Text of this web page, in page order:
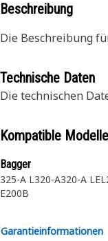
Beschreibung
Die Beschreibung
Technische Daten
Die technischen
Kompatible Modelle
Bagger
325-A L320-A320-A L
E200B
Garantieinformationen